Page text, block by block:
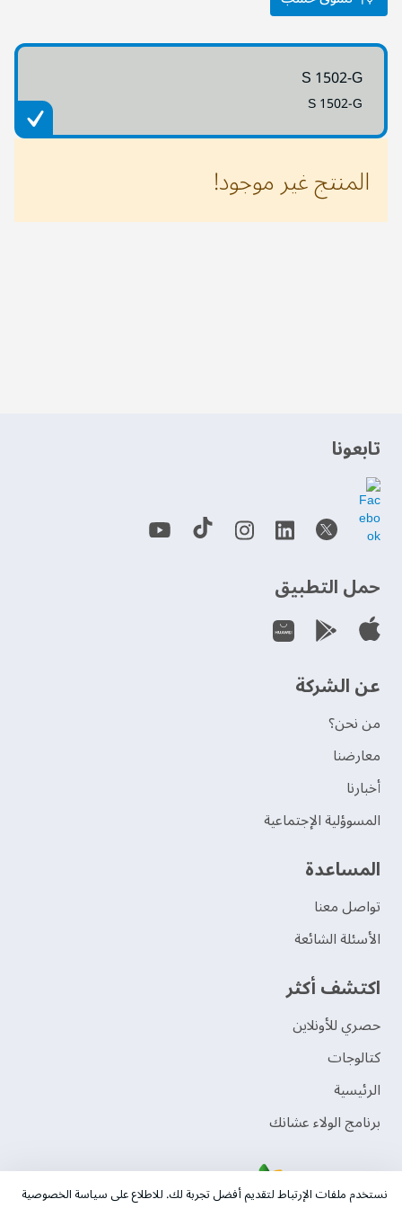
S 1502-G
S 1502-G
المنتج غير موجود!
‫تابعونا‬
حمل التطبيق
عن الشركة
من نحن؟
‫معارضنا‬
‫أخبارنا‬
المسوؤلية الإجتماعية
‫المساعدة‬
تواصل معنا
الأسئلة الشائعة
اكتشف أكثر
حصري للأونلاين
‫كتالوجات‬
الرئيسية
برنامج الولاء عشانك
نستخدم ملفات الإرتباط لتقديم أفضل تجربة لك. للاطلاع على سياسة الخصوصية